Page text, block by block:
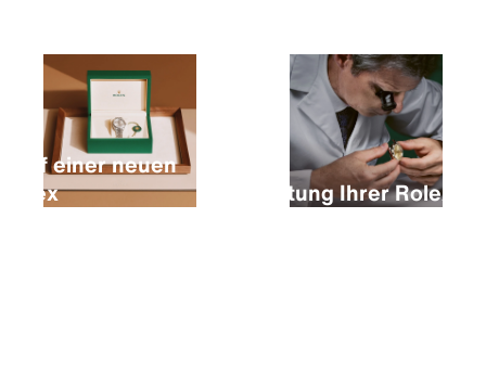
Kauf einer neuen
Rolex
Wartung Ihrer Rolex